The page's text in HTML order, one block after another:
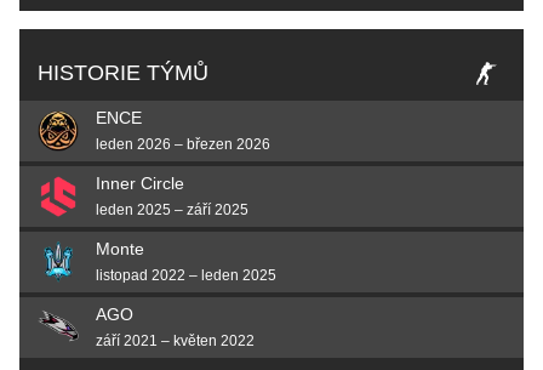
HISTORIE TÝMŮ
ENCE
leden 2026 – březen 2026
Inner Circle
leden 2025 – září 2025
Monte
listopad 2022 – leden 2025
AGO
září 2021 – květen 2022